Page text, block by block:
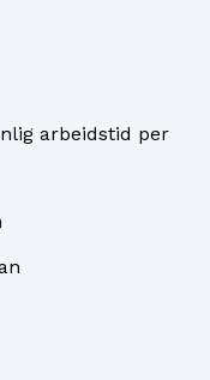
arbeidstid per